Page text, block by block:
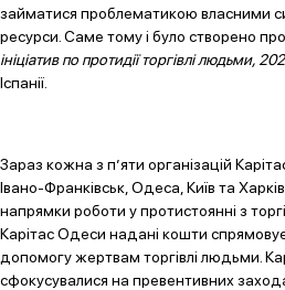
займатися проблематикою власними
ресурси. Саме тому і було створено
ініціатив по протидії торгівлі людьми,
Іспанії.
Зараз кожна з п’яти організацій
Івано-Франківськ, Одеса, Київ та
напрямки роботи у протистоянні з
Карітас Одеси надані кошти
допомогу жертвам торгівлі людьми.
сфокусувалися на превентивних